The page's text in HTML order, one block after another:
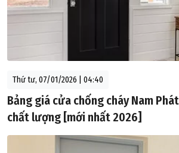
Thứ tư, 07/01/2026 | 04:40
Bảng giá cửa chống cháy Nam
chất lượng [mới nhất 2026]